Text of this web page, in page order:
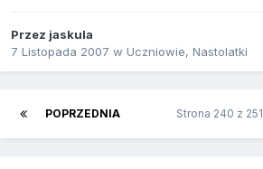
Przez jaskula
7 Listopada 2007 w Uczniowie, Nastolatki
POPRZEDNIA Strona 240 z 251